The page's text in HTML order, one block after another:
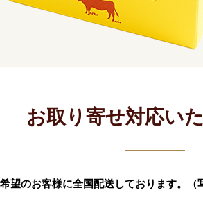
お取り寄せ対応い
望のお客様に全国配送しております。（